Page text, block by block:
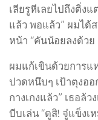
เลียรูหีเลยไปถึงติ่งแ
แล้ว พอแล้ว” ผมได้
หน้า “คันน้อยลงด้ว
ผมแก้เขินด้วยการแ
ปวดหนึบๆ เป้าตุงออ
กางเกงแล้ว” เธอล้
บีบเล่น “ดูสิ! จู๋แข็งเ